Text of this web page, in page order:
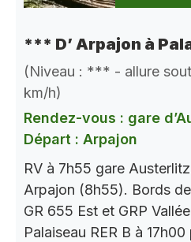
*** D’ Arpajon à
(Niveau : *** - allure
km/h)
Rendez-vous : gare
Départ : Arpajon
RV à 7h55 gare
Arpajon (8h55). Bords
GR 655 Est et GRP
Palaiseau RER B à